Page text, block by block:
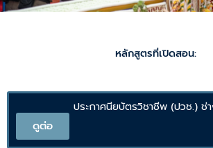
หลักสูตรที่เปิดสอน:
ประกาศนียบัตรวิชาชีพ (ปวช.) ช่
ดูต่อ